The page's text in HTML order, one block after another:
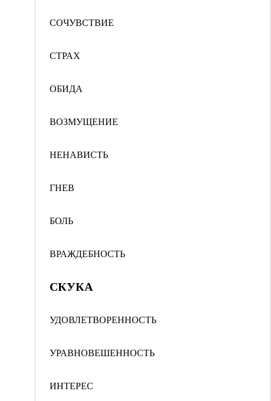
СОЧУВСТВИЕ
СТРАХ
ОБИДА
ВОЗМУЩЕНИЕ
НЕНАВИСТЬ
ГНЕВ
БОЛЬ
ВРАЖДЕБНОСТЬ
СКУКА
УДОВЛЕТВОРЕННОСТЬ
УРАВНОВЕШЕННОСТЬ
ИНТЕРЕС